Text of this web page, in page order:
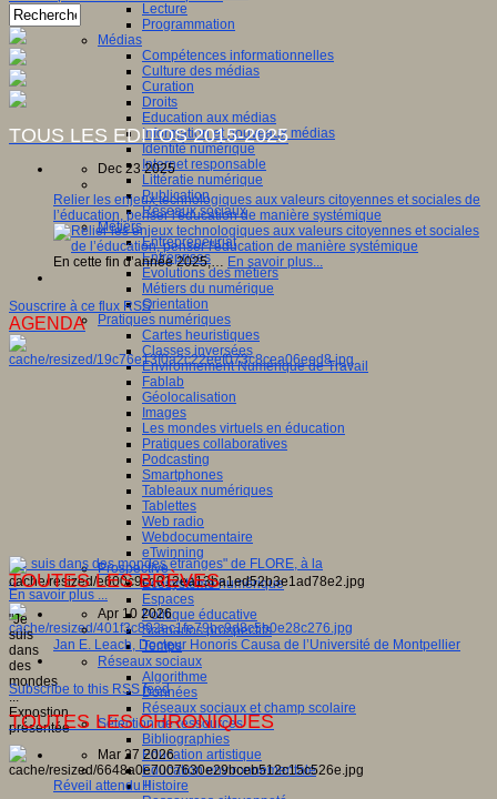
Lecture
Programmation
Médias
Compétences informationnelles
Culture des médias
Curation
Droits
Education aux médias
Information et nouveaux médias
Identité numérique
Internet responsable
Littératie numérique
Publication
Réseaux sociaux
Métiers
Entrepreneuriat
Entreprises
Evolutions des métiers
Métiers du numérique
Orientation
Pratiques numériques
Cartes heuristiques
Classes inversées
Environnement Numérique de Travail
Fablab
Géolocalisation
Images
Les mondes virtuels en éducation
Pratiques collaboratives
Podcasting
Smartphones
Tableaux numériques
Tablettes
Web radio
Webdocumentaire
eTwinning
Prospective
Ecosystème numérique
Espaces
Politique éducative
Scénarios prospectifs
Temps
Réseaux sociaux
Algorithme
Données
Réseaux sociaux et champ scolaire
Sélection de ressources
Bibliographies
Education artistique
Education environnementale
Histoire
TOUS LES EDITOS 2015-2025
Dec 23 2025
Relier les enjeux technologiques aux valeurs citoyennes et sociales de
l’éducation, penser l'éducation de manière systémique
En cette fin d’année 2025,… En savoir plus...
Souscrire à ce flux RSS
AGENDA
"Je suis dans des mondes étranges" de FLORE, à la
...
En savoir plus ...
"Je
suis
dans
des
mondes
...
Expostion
présentée
...
TOUTES LES BRÈVES
Apr 10 2026
Jan E. Leach, Docteur Honoris Causa de l’Université de Montpellier
Subscribe to this RSS feed
TOUTES LES CHRONIQUES
Mar 27 2026
Réveil attendu !!